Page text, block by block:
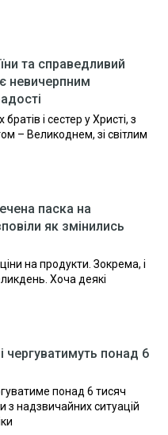
та справедливий
невичерпним
і сестер у Христі, з
– Великоднем, зі світлим
паска на
як змінились
на продукти. Зокрема, і
Хоча деякі
чергуватимуть понад 6
понад 6 тисяч
з надзвичайних ситуацій